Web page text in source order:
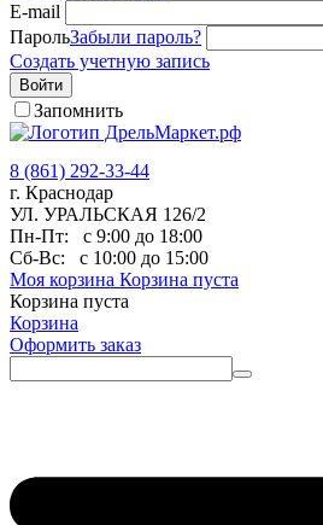
E-mail
ПарольЗабыли пароль?
Создать учетную запись
Войти
Запомнить
8 (861) 292-33-44
г. Краснодар
УЛ. УРАЛЬСКАЯ 126/2
Пн-Пт:
с 9:00 до 18:00
Сб-Вс:
с 10:00 до 15:00
Моя корзина Корзина пуста
Корзина пуста
Корзина
Оформить заказ